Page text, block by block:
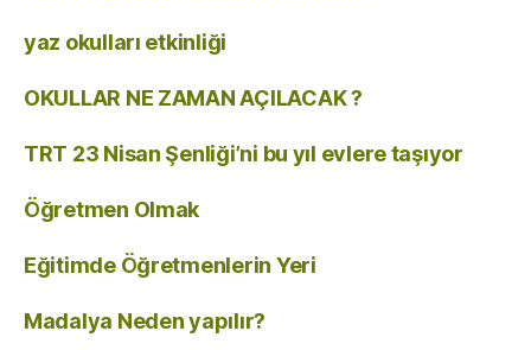
yaz okulları etkinliği
OKULLAR NE ZAMAN AÇILACAK ?
TRT 23 Nisan Şenliği’ni bu yıl evlere taşıyor
Öğretmen Olmak
Eğitimde Öğretmenlerin Yeri
Madalya Neden yapılır?